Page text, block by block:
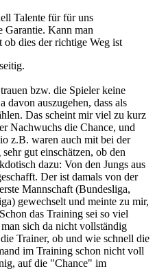
Talente für für uns
Garantie. Kann man
dies der richtige Weg ist
bzw. die Spieler keine
davon auszugehen, dass als
Das scheint mir viel zu kurz
Nachwuchs die Chance, und
z.B. waren auch mit bei der
gut einschätzen, ob den
dazu: Von den Jungs aus
Der ist damals von der
Mannschaft (Bundesliga,
gewechselt und meinte zu mir,
das Training sei so viel
sich da nicht vollständig
Trainer, ob und wie schnell die
im Training schon nicht voll
auf die "Chance" im